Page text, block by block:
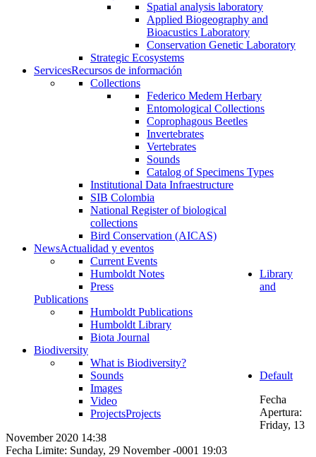
Spatial analysis laboratory
Applied Biogeography and
Bioacustics Laboratory
Conservation Genetic Laboratory
Strategic Ecosystems
ServicesRecursos de información
Collections
Federico Medem Herbary
Entomological Collections
Coprophagous Beetles
Invertebrates
Vertebrates
Sounds
Catalog of Specimens Types
Institutional Data Infraestructure
SIB Colombia
National Register of biological
collections
Bird Conservation (AICAS)
NewsActualidad y eventos
Current Events
Humboldt Notes
Press
Library
and
Publications
Humboldt Publications
Humboldt Library
Biota Journal
Biodiversity
What is Biodiversity?
Sounds
Images
Video
ProjectsProjects
Default
Fecha
Apertura:
Friday, 13
November 2020 14:38
Fecha Limite: Sunday, 29 November -0001 19:03